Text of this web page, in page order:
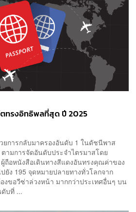
ทรงอิทธิพลที่สุด ปี 2025
ยการกลับมาครองอันดับ 1 ในดัชนีพาส
ามการจัดอันดับประจำไตรมาสโดย
ถือหนังสือเดินทางสีแดงอันทรงคุณค่าของ
ยัง 195 จุดหมายปลายทางทั่วโลกจาก
งขอวีซ่าล่วงหน้า มากกว่าประเทศอื่นๆ บน
บที่ ...